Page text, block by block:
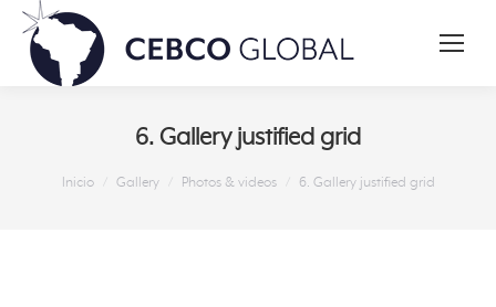
6. Gallery justified grid
Inicio Gallery Photos & videos 6. Gallery justified grid